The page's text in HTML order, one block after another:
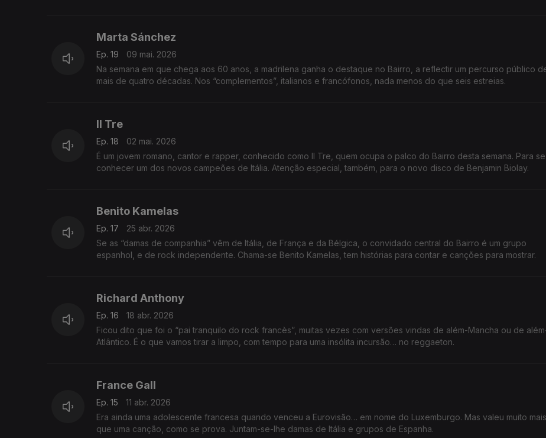
Marta Sánchez
Ep. 19
09 mai. 2026
Na semana em que chega aos 60 anos, a madrilena ganha o destaque no Bairro, a reflectir um percurso público
mais de quatro décadas. Nos “complementos”, italianos e francófonos, nada menos do que seis estreias.
Il Tre
Ep. 18
02 mai. 2026
É um jovem romano, cantor e rapper, conhecido como Il Tre, quem ocupa o palco do Bairro desta semana. Para se
conhecer um dos novos campeões de Itália. Atenção especial, também, para o novo disco de Benjamin Biolay.
Benito Kamelas
Ep. 17
25 abr. 2026
Se as “damas de companhia” vêm de Itália, de França e da Bélgica, o convidado central do Bairro é um grupo
espanhol, e de rock independente. Chama-se Benito Kamelas, tem histórias para contar e canções para mostrar.
Richard Anthony
Ep. 16
18 abr. 2026
Ficou dito que foi o “pai tranquilo do rock francès”, muitas vezes com versões vindas de além-Mancha ou de
Atlântico. É o que vamos tirar a limpo, com tempo para uma insólita incursão… no reggaeton.
France Gall
Ep. 15
11 abr. 2026
Era ainda uma adolescente francesa quando venceu a Eurovisão… em nome do Luxemburgo. Mas valeu muito
que uma canção, como se prova. Juntam-se-lhe damas de Itália e grupos de Espanha.